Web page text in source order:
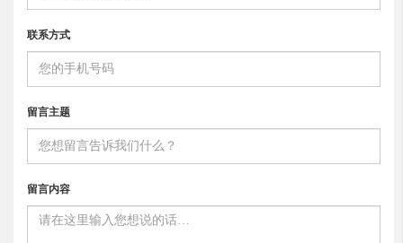
联系方式
留言主题
留言内容